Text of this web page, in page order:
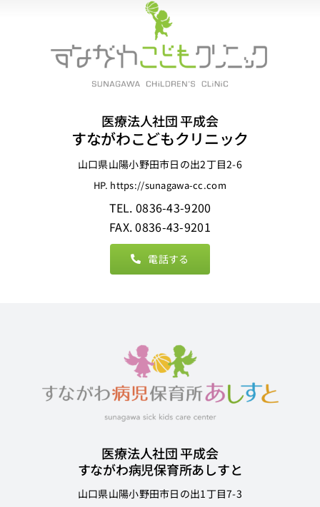
医療法人社団 平成会
すながわこどもクリニック
山口県山陽小野田市日の出2丁目2-6
HP. https://sunagawa-cc.com
TEL. 0836-43-9200
FAX. 0836-43-9201
電話する
医療法人社団 平成会
すながわ病児保育所あしすと
山口県山陽小野田市日の出1丁目7-3